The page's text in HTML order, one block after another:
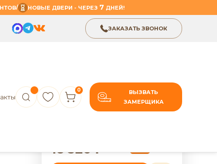
/ НОВЫЕ ДВЕРИ - ЧЕРЕЗ 7 ДНЕЙ!
ЗАКАЗАТЬ ЗВОНОК
0
ВЫЗВАТЬ
ЗАМЕРЩИКА
ПГ
18 326₽